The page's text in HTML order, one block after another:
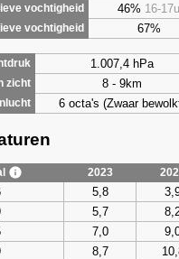
vochtigheid 46% 16-17u
vochtigheid 67%
1.007,4 hPa
zicht 8 - 9km
6 octa's (Zwaar
2023
5,8
5,7
7,0
8,7